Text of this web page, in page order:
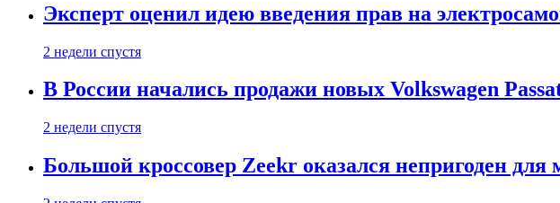
Эксперт оценил идею введения прав на
2 недели спустя
В России начались продажи новых Volkswagen
2 недели спустя
Большой кроссовер Zeekr оказался непригоден для